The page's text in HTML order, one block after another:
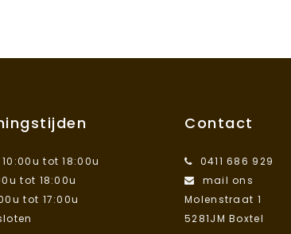
tot 18:00u
tot 18:00u
tot 17:00u
Contact
0411 686 929
mail ons
Molenstraat 1
5281JM Boxtel